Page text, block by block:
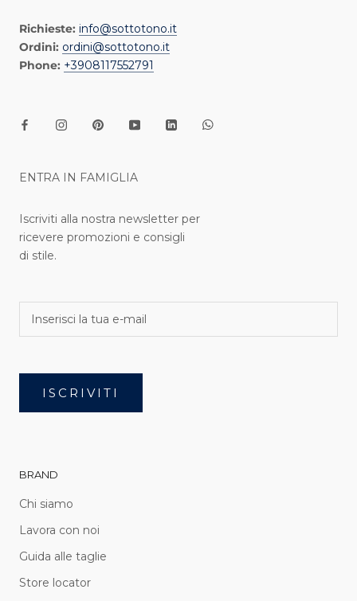
Richieste: info@sottotono.it
Ordini: ordini@sottotono.it
Phone: +3908117552791
ENTRA IN FAMIGLIA
Iscriviti alla nostra newsletter per
ricevere promozioni e consigli
di stile.
ISCRIVITI
BRAND
Chi siamo
Lavora con noi
Guida alle taglie
Store locator